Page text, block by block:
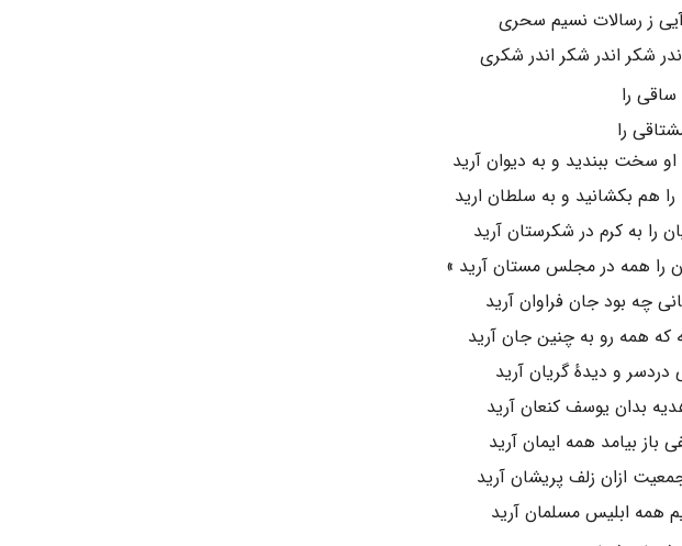
ز رسالات نسیم سحری
شکر اندر شکر اندر شکری
را
را
سخت ببندید و به دیوان آرید
هم بکشانید و به سلطان ارید
را به کرم در شکرستان آرید
را همه در مجلس مستان آرید »
چه بود جان فراوان آرید
که همه رو به چنین جان آرید
دردسر و دیدهٔ گریان آرید
بدان یوسف کنعان آرید
باز بیامد همه ایمان آرید
ازان زلف پریشان آرید
همه ابلیس مسلمان آرید